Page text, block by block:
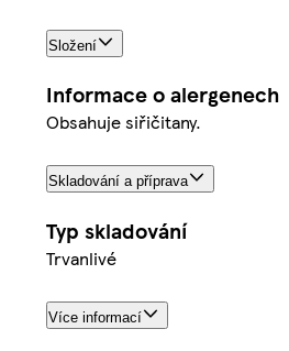
Složení
Informace o alergenech
Obsahuje siřičitany.
Skladování a příprava
Typ skladování
Trvanlivé
Více informací